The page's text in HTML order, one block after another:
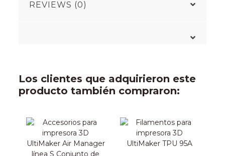
REVIEWS (0)
Los clientes que adquirieron este
producto también compraron: